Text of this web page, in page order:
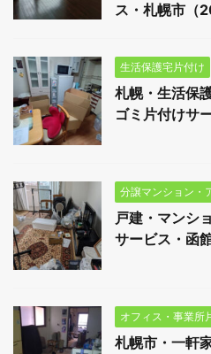
ス・札幌市（
生活保護宅片付け
札幌・生活保
ゴミ片付けサ
分譲マンション・
戸建・マンシ
サービス・函
オフィス・事業所
札幌市・一軒